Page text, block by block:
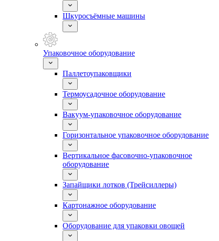
Шкуросъёмные машины
Упаковочное оборудование
Паллетоупаковщики
Термоусадочное оборудование
Вакуум-упаковочное оборудование
Горизонтальное упаковочное оборудование
Вертикальное фасовочно-упаковочное
оборудование
Запайщики лотков (Трейсиллеры)
Картонажное оборудование
Оборудование для упаковки овощей